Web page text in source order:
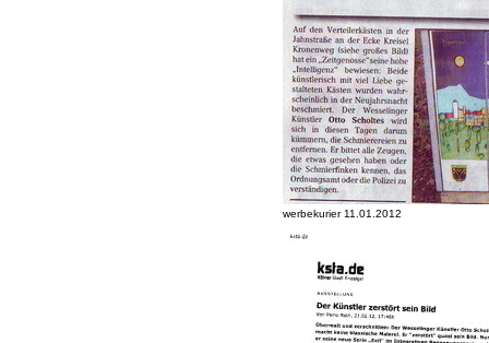
werbekurier 11.01.2012